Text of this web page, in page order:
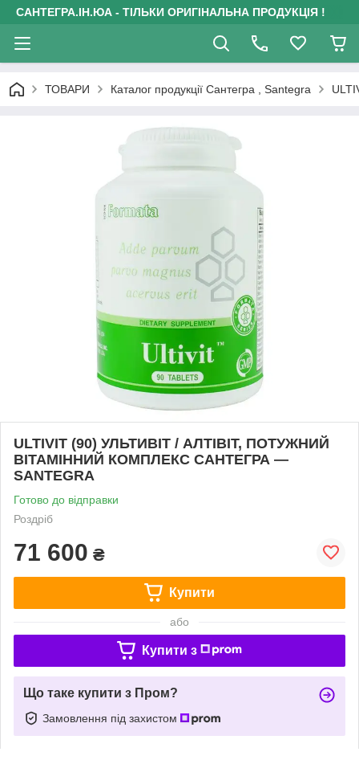
САНТЕГРА.ІН.ЮА - ТІЛЬКИ ОРИГІНАЛЬНА ПРОДУКЦІЯ !
ТОВАРИ Каталог продукції Сантегра , Santegra
ULTIVIT (90) УЛЬТИВІТ / АЛТІВІТ, ПОТУЖНИЙ
ВІТАМІННИЙ КОМПЛЕКС САНТЕГРА —
SANTEGRA
Готово до відправки
Роздріб
71 600 ₴
Купити
або
Купити з
Що таке купити з Пром?
Замовлення під захистом